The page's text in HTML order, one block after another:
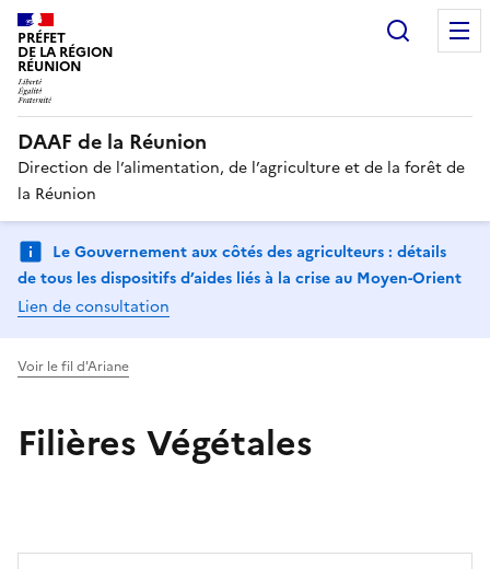
PRÉFET
DE LA RÉGION
RÉUNION
DAAF de la Réunion
Direction de l’alimentation, de l’agriculture et de la forêt de
la Réunion
Le Gouvernement aux côtés des agriculteurs : détails
de tous les dispositifs d’aides liés à la crise au Moyen-Orient
Lien de consultation
Voir le fil d'Ariane
Filières Végétales